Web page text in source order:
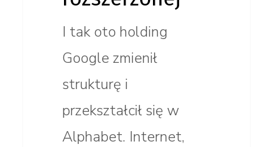
I tak oto holding
Google zmienił
strukturę i
przekształcił się w
Alphabet. Internet,